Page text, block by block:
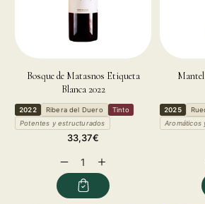
Bosque de Matasnos Etiqueta
Blanca 2022
2022 Ribera del Duero
Tinto
Potentes y estructurados
Precio
33,37€
Reducir
cantidad
para
Aumentar
cantidad
para
Mantel
2025
Aromáticos